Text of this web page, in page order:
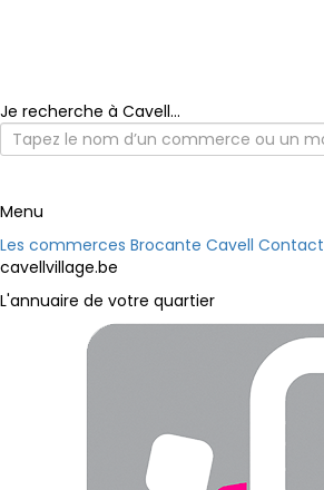
Je recherche à Cavell...
Menu
Les commerces Brocante Cavell Contact
cavellvillage.be
L'annuaire de votre quartier